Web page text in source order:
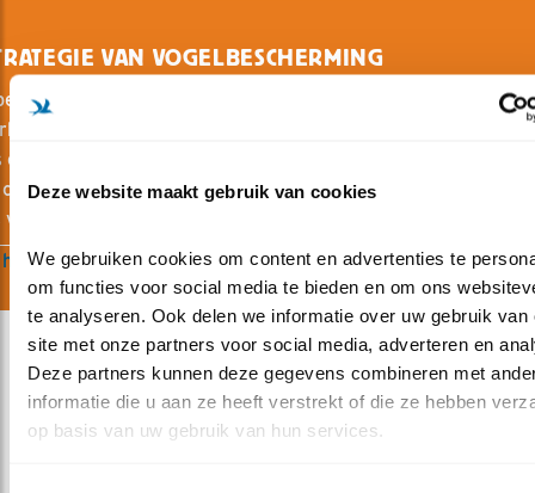
Deze website maakt gebruik van cookies
We gebruiken cookies om content en advertenties te
om functies voor social media te bieden en om ons
te analyseren. Ook delen we informatie over uw gebruik van
site met onze partners voor social media, adverteren en
Deze partners kunnen deze gegevens combineren met
informatie die u aan ze heeft verstrekt of die ze hebben
op basis van uw gebruik van hun services.
VAN VOGELBESCHERMING
is onderdeel van Birdlife International. Een
van partners die gezamenlijk optrekken in het
en hun leefomgeving. We werken volgens het principe van
Dit betekent dat kennis en het opdoen van
ons belangrijk is.
onze strategie